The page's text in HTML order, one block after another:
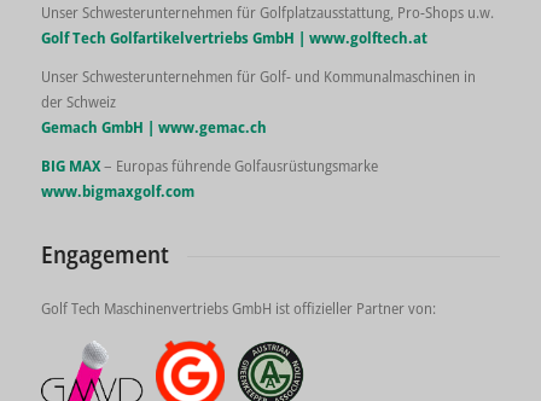
Unser Schwesterunternehmen für Golfplatzausstattung, Pro-Shops u.w.
Golf Tech Golfartikelvertriebs GmbH | www.golftech.at
Unser Schwesterunternehmen für Golf- und Kommunalmaschinen in
der Schweiz
Gemach GmbH | www.gemac.ch
BIG MAX– Europas führende Golfausrüstungsmarke
www.bigmaxgolf.com
Engagement
Golf Tech Maschinenvertriebs GmbH ist offizieller Partner von: